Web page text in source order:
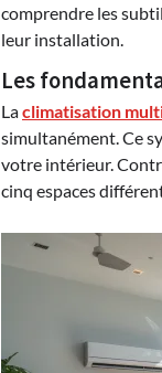
comprendre les
leur installation.
Les
Laclimatisation
simultanément. Ce
votre intérieur.
cinq espaces